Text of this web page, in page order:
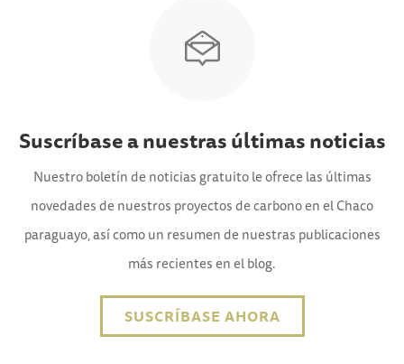
Suscríbase a nuestras últimas noticias
Nuestro boletín de noticias gratuito le ofrece las últimas
novedades de nuestros proyectos de carbono en el Chaco
paraguayo, así como un resumen de nuestras publicaciones
más recientes en el blog.
SUSCRÍBASE AHORA